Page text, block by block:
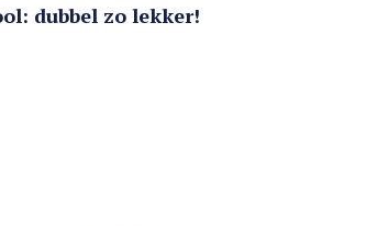
dubbel zo lekker!